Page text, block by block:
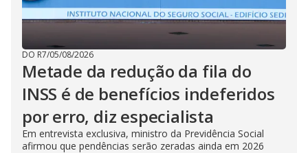
DO R7/05/08/2026
Metade da redução da fila do
INSS é de benefícios indeferidos
por erro, diz especialista
Em entrevista exclusiva, ministro da Previdência Social
afirmou que pendências serão zeradas ainda em 2026